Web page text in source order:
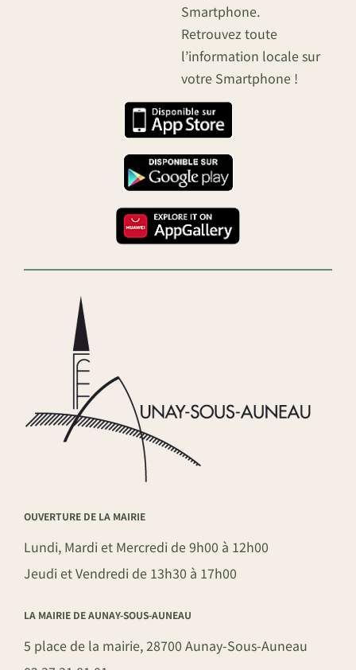
Smartphone.
Retrouvez toute
l’information locale sur
votre Smartphone !
OUVERTURE DE LA MAIRIE
Lundi, Mardi et Mercredi de 9h00 à 12h00
Jeudi et Vendredi de 13h30 à 17h00
LA MAIRIE DE AUNAY-SOUS-AUNEAU
5 place de la mairie, 28700 Aunay-Sous-Auneau